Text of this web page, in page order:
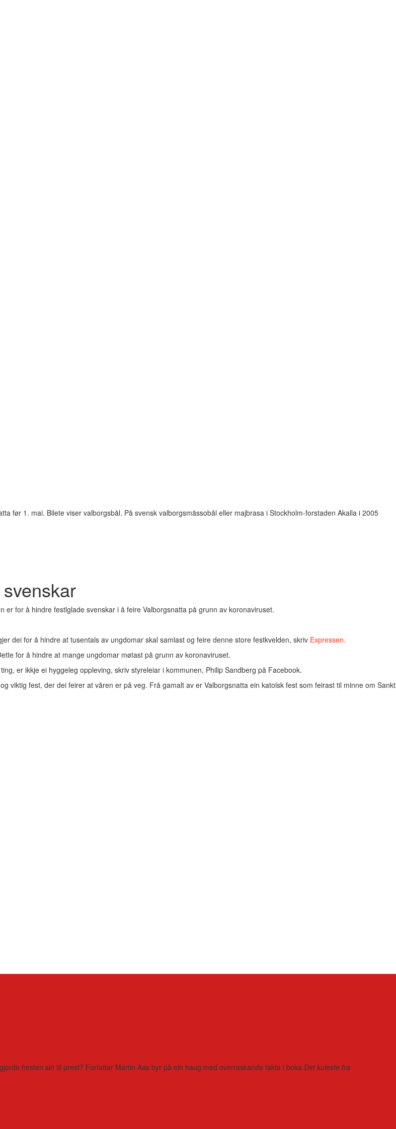
før 1. mai. Bilete viser valborgsbål. På svensk valborgsmässobål eller majbrasa i Stockholm-forstaden Akalla i 2005
for å hindre festlglade svenskar i å feire Valborgsnatta på grunn av koronaviruset.
dei for å hindre at tusentals av ungdomar skal samlast og feire denne store festkvelden, skriv Expressen.
for å hindre at mange ungdomar møtast på grunn av koronaviruset.
er ikkje ei hyggeleg oppleving, skriv styreleiar i kommunen, Philip Sandberg på Facebook.
viktig fest, der dei feirer at våren er på veg. Frå gamalt av er Valborgsnatta ein katolsk fest som feirast til minne om Sankt
hesten sin til prest? Forfattar Martin Aas byr på ein haug med overraskande fakta i boka Det kuleste fra